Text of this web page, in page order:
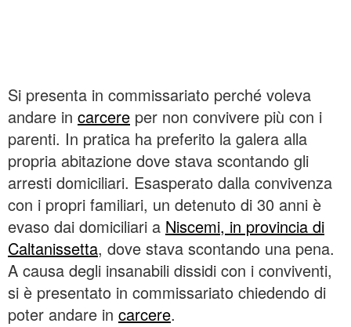
Si presenta in commissariato perché voleva
andare in carcere per non convivere più con i
parenti. In pratica ha preferito la galera alla
propria abitazione dove stava scontando gli
arresti domiciliari. Esasperato dalla convivenza
con i propri familiari, un detenuto di 30 anni è
evaso dai domiciliari a Niscemi, in provincia di
Caltanissetta, dove stava scontando una pena.
A causa degli insanabili dissidi con i conviventi,
si è presentato in commissariato chiedendo di
poter andare in carcere.